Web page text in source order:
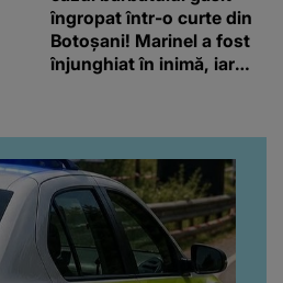
îngropat într-o curte din
Botoșani! Marinel a fost
înjunghiat în inimă, iar